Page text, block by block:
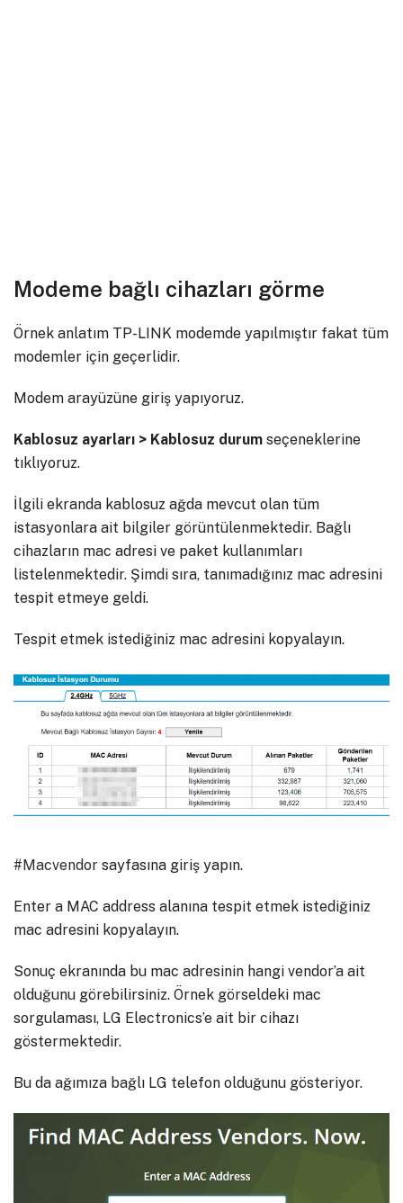
Modeme bağlı cihazları görme
Örnek anlatım TP-LINK modemde yapılmıştır fakat tüm
modemler için geçerlidir.
Modem arayüzüne giriş yapıyoruz.
Kablosuz ayarları > Kablosuz durum seçeneklerine
tıklıyoruz.
İlgili ekranda kablosuz ağda mevcut olan tüm
istasyonlara ait bilgiler görüntülenmektedir. Bağlı
cihazların mac adresi ve paket kullanımları
listelenmektedir. Şimdi sıra, tanımadığınız mac adresini
tespit etmeye geldi.
Tespit etmek istediğiniz mac adresini kopyalayın.
#Macvendor sayfasına giriş yapın.
Enter a MAC address alanına tespit etmek istediğiniz
mac adresini kopyalayın.
Sonuç ekranında bu mac adresinin hangi vendor’a ait
olduğunu görebilirsiniz. Örnek görseldeki mac
sorgulaması, LG Electronics’e ait bir cihazı
göstermektedir.
Bu da ağımıza bağlı LG telefon olduğunu gösteriyor.